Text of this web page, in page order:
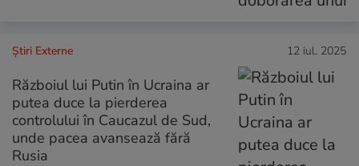
Știri Externe 12 iul. 2025
Războiul lui Putin în Ucraina ar
putea duce la pierderea
controlului în Caucazul de Sud,
unde pacea avansează fără
Rusia